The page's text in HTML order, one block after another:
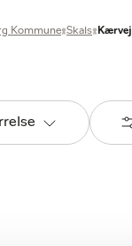
Kommune Skals Kærvej